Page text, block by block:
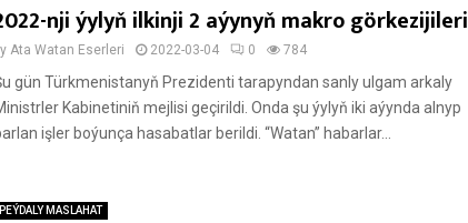
nji ýylyň ilkinji 2 aýynyň makro görkezijileri
Ata Watan Eserleri 2022-03-04 0 784
gün Türkmenistanyň Prezidenti tarapyndan sanly ulgam arkaly
Kabinetiniň mejlisi geçirildi. Onda şu ýylyň iki aýynda alnyp
işler boýunça hasabatlar berildi. “Watan” habarlar...
PEÝDALY MASLAHAT